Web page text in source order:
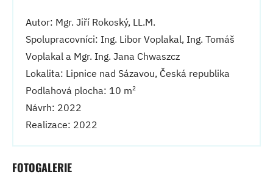
Autor: Mgr. Jiří Rokoský, LL.M.
Spolupracovníci: Ing. Libor Voplakal, Ing. Tomáš
Voplakal a Mgr. Ing. Jana Chwaszcz
Lokalita: Lipnice nad Sázavou, Česká republika
Podlahová plocha: 10 m2
Návrh: 2022
Realizace: 2022
FOTOGALERIE